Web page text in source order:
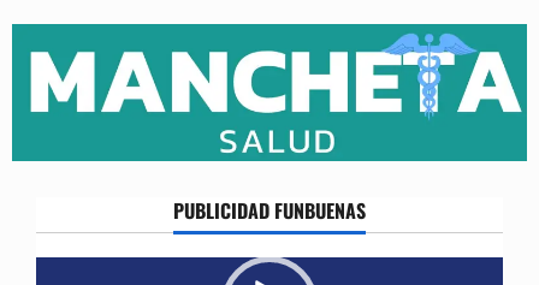
content
PUBLICIDAD FUNBUENAS
Reproductor